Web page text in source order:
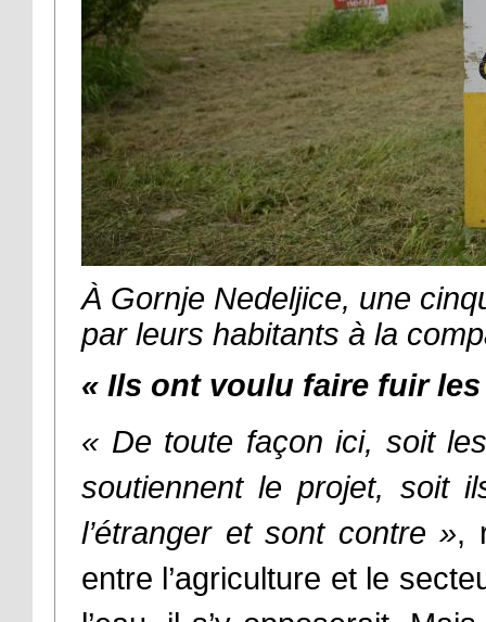
À Gornje Nedeljice, une
par leurs habitants à la
« Ils ont voulu faire fuir
« De toute façon ici, soit
soutiennent le projet, soit
l’étranger et sont contre»,
entre l’agriculture et le